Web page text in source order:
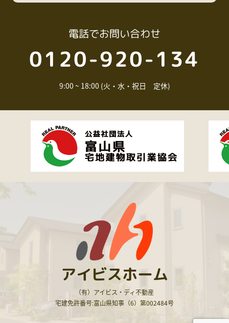
電話でお問い合わせ
0120-920-134
9:00 ~ 18:00 (火・水・祝日 定休)
アイビスホーム
（有）アイビス・ディ不動産
宅建免許番号:富山県知事（6）第002484号